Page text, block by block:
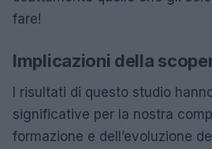
fare!
Implicazioni della
I risultati di questo studio
significative per la nostra
formazione e dell’evoluzione